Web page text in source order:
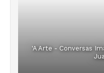
'A Arte - Conversas